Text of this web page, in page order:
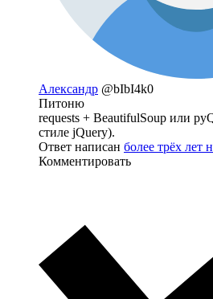
Александр @bIbI4k0
Питоню
requests + BeautifulSoup или
стиле jQuery).
Ответ написан более трёх лет
Комментировать